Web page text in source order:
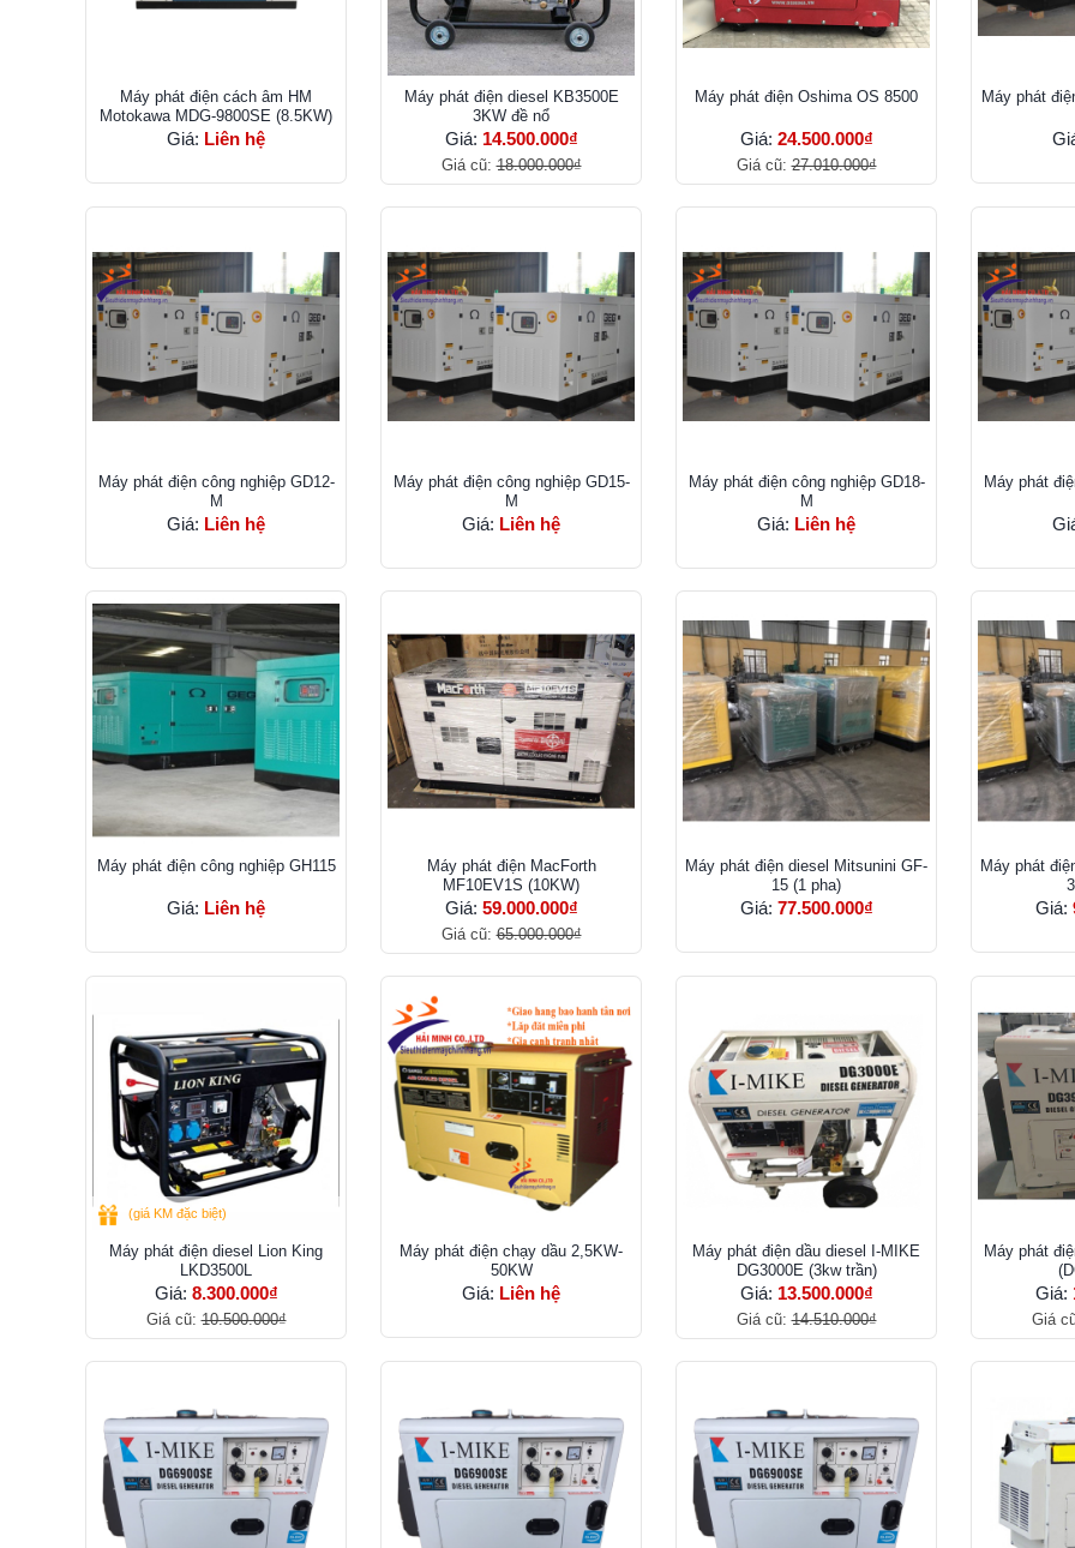
Máy phát điện cách âm HM
Motokawa MDG-9800SE (8.5KW)
Giá: Liên hệ
Máy phát điện diesel KB3500E
3KW đề nổ
Giá: 14.500.000₫
Giá cũ:18.000.000₫
Máy phát điện Oshima OS 8500
Giá: 24.500.000₫
Giá cũ:27.010.000₫
Máy phát
Máy phát điện công nghiệp GD12-
M
Giá: Liên hệ
Máy phát điện công nghiệp GD15-
M
Giá: Liên hệ
Máy phát điện công nghiệp GD18-
M
Giá: Liên hệ
Máy phát
Máy phát điện công nghiệp GH115
Giá: Liên hệ
Máy phát điện MacForth
MF10EV1S (10KW)
Giá: 59.000.000₫
Giá cũ:65.000.000₫
Máy phát điện diesel Mitsunini GF-
15 (1 pha)
Giá: 77.500.000₫
Máy phát
Giá:
(giá KM đặc biệt)
Máy phát điện diesel Lion King
LKD3500L
Giá: 8.300.000₫
Giá cũ:10.500.000₫
Máy phát điện chạy dầu 2,5KW-
50KW
Giá: Liên hệ
Máy phát điện dầu diesel I-MIKE
DG3000E (3kw trần)
Giá: 13.500.000₫
Giá cũ:14.510.000₫
Máy phát
Giá:
Giá